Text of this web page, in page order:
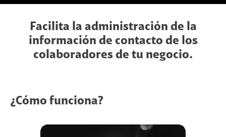
Facilita la administración de la
información de contacto de los
colaboradores de tu negocio.
¿Cómo funciona?